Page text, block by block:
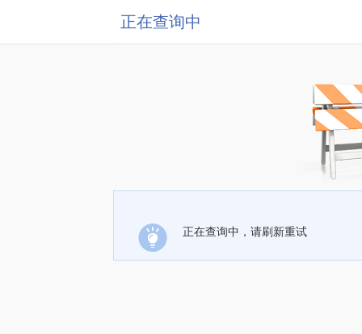
正在查询中
正在查询中，请刷新重试